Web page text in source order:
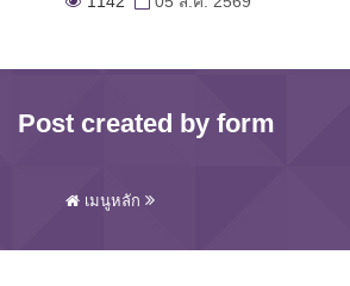
Post created by form
เมนูหลัก